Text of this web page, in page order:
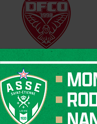
LIGUE 2 BKT